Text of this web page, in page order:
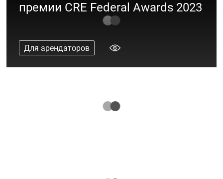
премии CRE Federal Awards 2023
Для арендаторов